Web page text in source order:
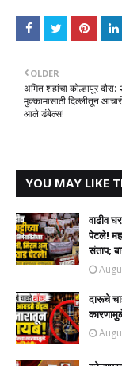
OLDER
अमित शहांचा कोल्हापूर दौरा:
मुक्कामासाठी दिल्लीतून
आले डंबेल्स!​
YOU MAY LIKE
वाढीव
पेटले!
संताप;
दारूचे